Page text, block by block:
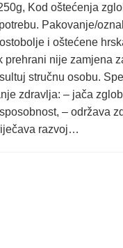
Kod oštećenja
Pakovanje/
i oštećene
nije zamjena
stručnu osobu.
zdravlja: – jača
– održava
razvoj…